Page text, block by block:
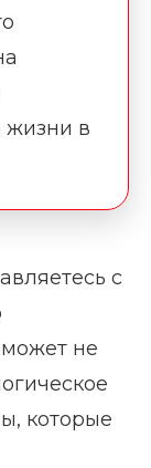
жизни в
с
не
которые